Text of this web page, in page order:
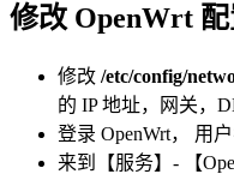
修改 OpenWrt
修改 /etc/config/
的 IP 地址，网关，
登录 OpenWrt， 用
来到【服务】- 【